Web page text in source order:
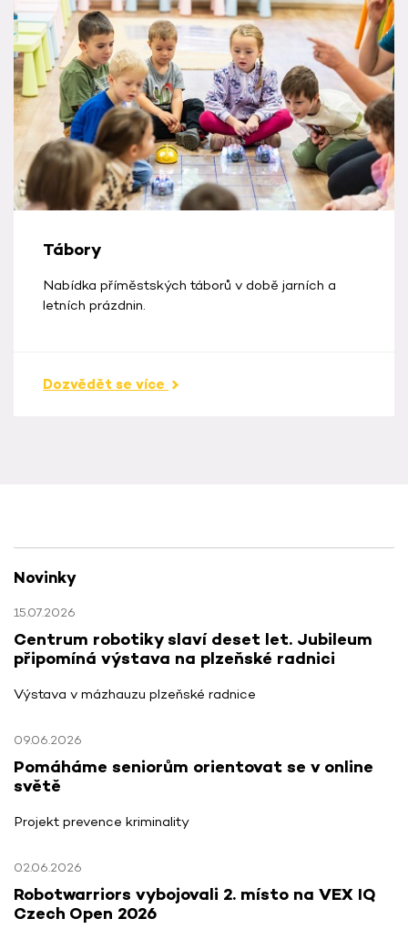
Tábory
Nabídka příměstských táborů v době jarních a
letních prázdnin.
Dozvědět se více
Novinky
15.07.2026
Centrum robotiky slaví deset let. Jubileum
připomíná výstava na plzeňské radnici
Výstava v mázhauzu plzeňské radnice
09.06.2026
Pomáháme seniorům orientovat se v online
světě
Projekt prevence kriminality
02.06.2026
Robotwarriors vybojovali 2. místo na VEX IQ
Czech Open 2026